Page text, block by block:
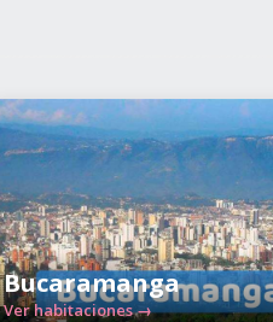
Bucaramanga
Ver habitaciones →